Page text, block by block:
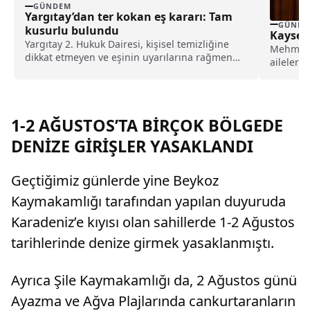
GÜNDEM
Yargıtay’dan ter kokan eş kararı: Tam
kusurlu bulundu
Yargıtay 2. Hukuk Dairesi, kişisel temizliğine
dikkat etmeyen ve eşinin uyarılarına rağmen
Mehmet
aileleri
1-2 AĞUSTOS’TA BİRÇOK BÖLGEDE
DENİZE GİRİŞLER YASAKLANDI
Geçtiğimiz günlerde yine Beykoz
Kaymakamlığı tarafından yapılan duyuruda
Karadeniz’e kıyısı olan sahillerde 1-2 Ağustos
tarihlerinde denize girmek yasaklanmıştı.
Ayrıca Şile Kaymakamlığı da, 2 Ağustos günü
Ayazma ve Ağva Plajlarında cankurtaranların